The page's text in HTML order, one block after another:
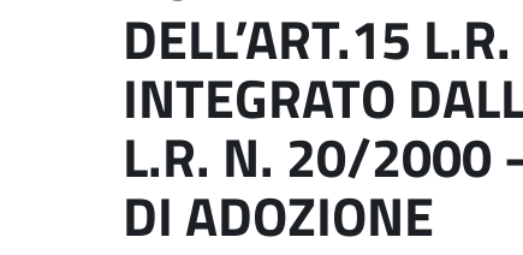
DELL’ART.15
INTEGRATO
L.R. N. 20/2000
DI ADOZIONE